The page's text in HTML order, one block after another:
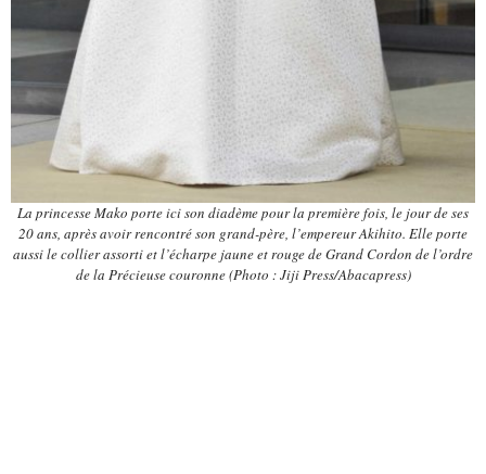
La princesse Mako porte ici son diadème pour la première fois, le jour de ses
20 ans, après avoir rencontré son grand-père, l’empereur Akihito. Elle porte
aussi le collier assorti et l’écharpe jaune et rouge de Grand Cordon de l’ordre
de la Précieuse couronne (Photo : Jiji Press/Abacapress)